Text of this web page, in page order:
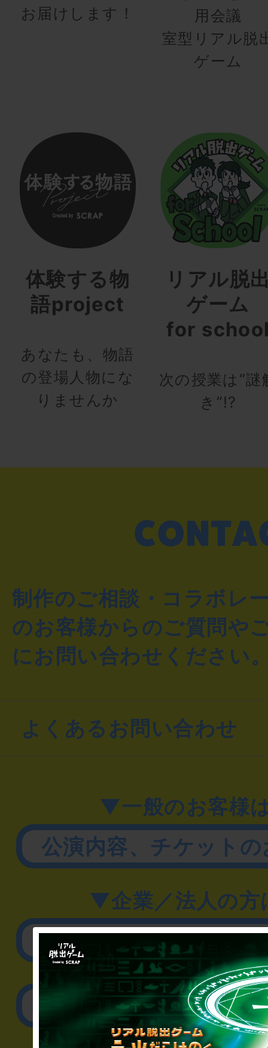
お届けします！
用会議
室型リアル脱
ゲーム
体験する物
語project
あなたも、物語
の登場人物にな
りませんか
リアル脱
ゲーム
for
次の授業は“謎
き”!?
制作のご相談・コラボレ
のお客様からのご質問や
にお問い合わせください
よくあるお問い合わせ
▼一般のお客様
公演内容、チケット
▼企業／法人の方
リアル脱出ゲーム制作
取材に関するお